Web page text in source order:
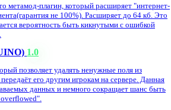
метамод-плагин, который расширяет "интернет-
не 100%). Расширяет до 64 кб. Это
вероятность быть кикнутыми с ошибкой
1.0
позволяет удалять ненужные поля из
его другим игрокам на сервере. Данная
данных и немного сокращает шанс быть